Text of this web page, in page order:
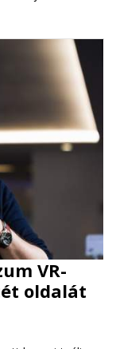
VR-
oldalát